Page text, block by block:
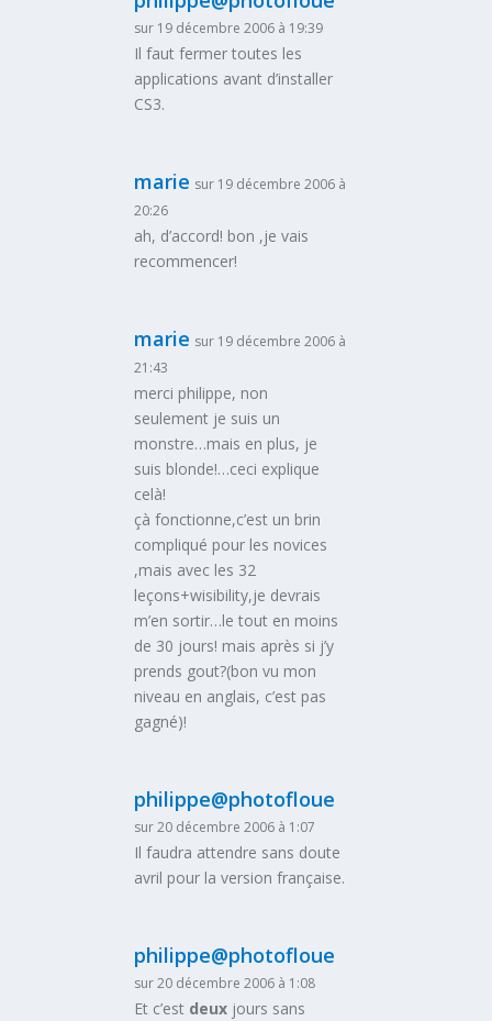
sur 19 décembre 2006 à 19:39
Il faut fermer toutes les
applications avant d’installer
CS3.
marie sur 19 décembre 2006 à
20:26
ah, d’accord! bon ,je vais
recommencer!
marie sur 19 décembre 2006 à
21:43
merci philippe, non
seulement je suis un
monstre…mais en plus, je
suis blonde!…ceci explique
celà!
çà fonctionne,c’est un brin
compliqué pour les novices
,mais avec les 32
leçons+wisibility,je devrais
m’en sortir…le tout en moins
de 30 jours! mais après si j’y
prends gout?(bon vu mon
niveau en anglais, c’est pas
gagné)!
philippe@photofloue
sur 20 décembre 2006 à 1:07
Il faudra attendre sans doute
avril pour la version française.
philippe@photofloue
sur 20 décembre 2006 à 1:08
Et c’est deux jours sans